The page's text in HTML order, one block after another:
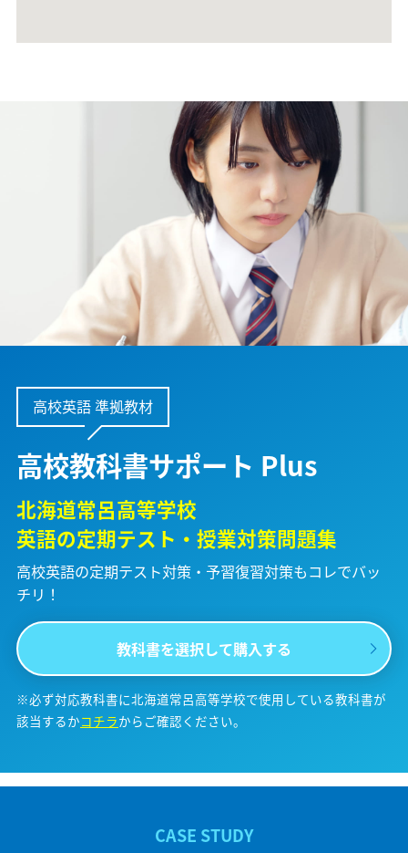
高校英語 準拠教材
高校教科書サポート Plus
北海道常呂高等学校
英語の定期テスト・授業対策問題集
高校英語の定期テスト対策・予習復習対策もコレでバッ
チリ！
教科書を選択して購入する
※必ず対応教科書に北海道常呂高等学校で使用している教科書が
該当するかコチラからご確認ください。